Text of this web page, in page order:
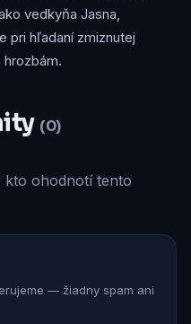
vedkyňa Jasna,
pri hľadaní zmiznutej
(0)
kto ohodnotí tento
— žiadny spam ani